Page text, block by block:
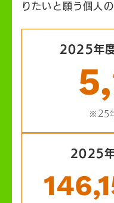
りたいと願う個人
2025年
※25
2025年